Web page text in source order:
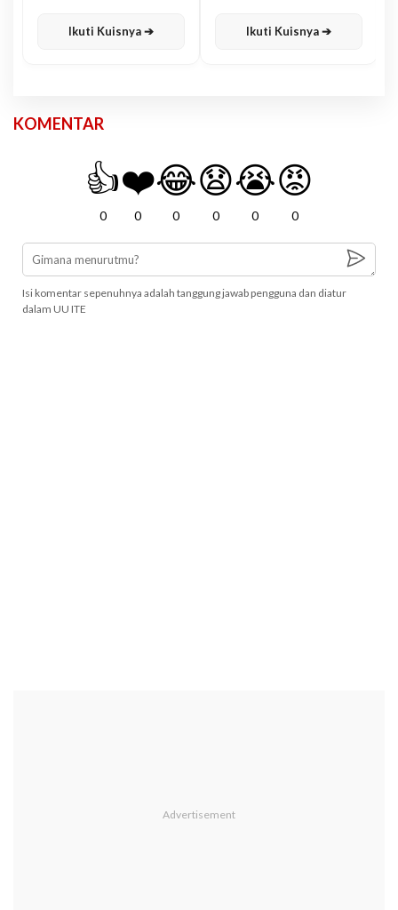
Ikuti Kuisnya ➔ Ikuti Kuisnya ➔
KOMENTAR
👍
0
❤️
0
😂
0
😧
0
😭
0
😡
0
Isi komentar sepenuhnya adalah tanggung jawab pengguna dan diatur
dalam UU ITE